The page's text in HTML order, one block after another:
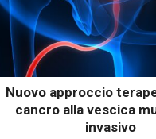
Nuovo approccio
cancro alla vescica
invasivo